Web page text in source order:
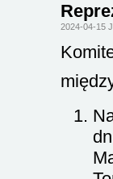
2024-04-15